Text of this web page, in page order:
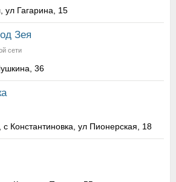
Гагарина, 15
Зея
сети
36
с Константиновка, ул Пионерская, 18